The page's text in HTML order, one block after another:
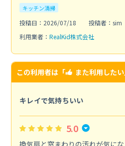
キッチン清掃
投稿日：2026/07/18
投稿者：sim
利用業者： RealKid株式会社
この利用者は「 また利用したい
キレイで気持ちいい
5.0
換気扇と窓まわりの汚れが気に